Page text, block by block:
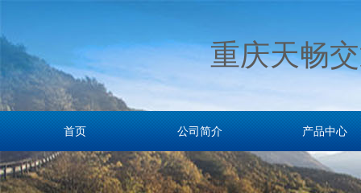
重庆天畅
首页
首页
公司简介 产品中心